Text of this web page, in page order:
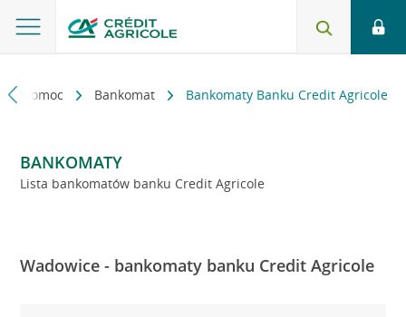
i pomoc Bankomat Bankomaty Banku Credit Agricole
BANKOMATY
Lista bankomatów banku Credit Agricole
Wadowice - bankomaty banku Credit Agricole